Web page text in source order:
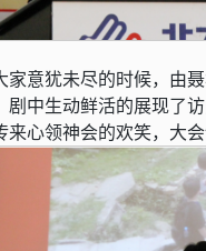
家意犹未尽的时候，由
剧中生动鲜活的展现了
来心领神会的欢笑，大会